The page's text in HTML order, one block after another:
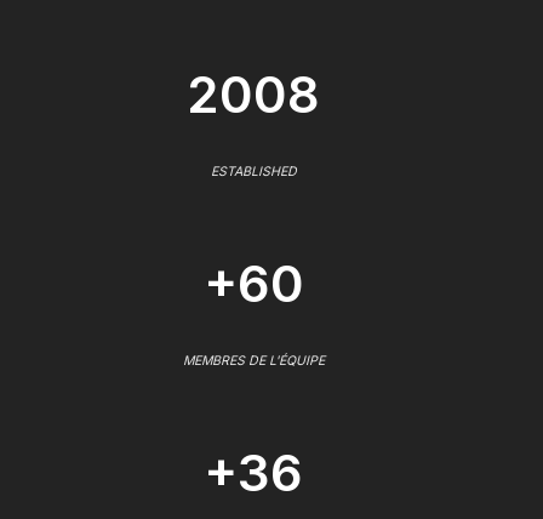
2008
ESTABLISHED
+60
MEMBRES DE L'ÉQUIPE
+36